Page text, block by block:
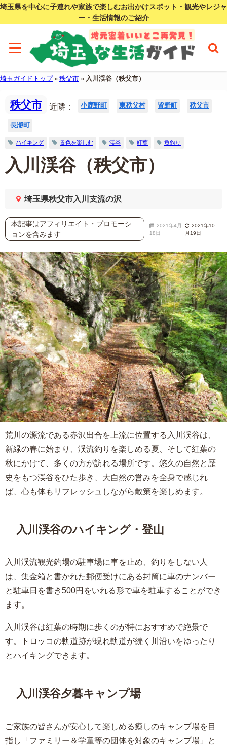
埼玉県を中心に子連れや家族で楽しむお出かけスポット・観光やレジャ
ー・生活情報のご紹介
埼玉ガイドトップ» 秩父市 » 入川渓谷（秩父市）
秩父市 近隣： 小鹿野町 東秩父村 皆野町 秩父市
長瀞町
ハイキング 景色を楽しむ 渓谷 紅葉 魚釣り
入川渓谷（秩父市）
埼玉県秩父市入川支流の沢
本記事はアフィリエイト・プロモーシ
ョンを含みます
2021年4月
18日
2021年10
月19日
荒川の源流である赤沢出合を上流に位置する入川渓谷は、
新緑の春に始まり、渓流釣りを楽しめる夏、そして紅葉の
秋にかけて、多くの方が訪れる場所です。悠久の自然と歴
史をもつ渓谷をひた歩き、大自然の営みを全身で感じれ
ば、心も体もリフレッシュしながら散策を楽しめます。
入川渓谷のハイキング・登山
入川渓流観光釣場の駐車場に車を止め、釣りをしない人
は、集金箱と書かれた郵便受けにある封筒に車のナンバー
と駐車日を書き500円をいれる形で車を駐車することができ
ます。
入川渓谷は紅葉の時期に歩くのが特におすすめで絶景で
す。トロッコの軌道跡が現れ軌道が続く川沿いをゆったり
とハイキングできます。
入川渓谷夕暮キャンプ場
ご家族の皆さんが安心して楽しめる癒しのキャンプ場を目
指し「ファミリー＆学童等の団体を対象のキャンプ場」と